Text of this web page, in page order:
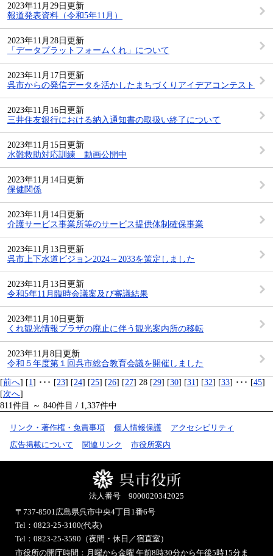
2023年11月29日更新
報道発表資料（令和5年11月）
2023年11月28日更新
「データプラットフォームくれ」について
2023年11月17日更新
呉市からの発信データを活かしたまちづくりアイデアコンテスト
2023年11月16日更新
三井住友銀行における納入通知書の取扱い終了について
2023年11月15日更新
水難救助対応訓練 動画公開中
2023年11月14日更新
保健関係
2023年11月14日更新
介護サービス事業所等のサービス提供体制確保事業
2023年11月13日更新
呉市上下水道ビジョン2024～2033を策定しました
2023年11月13日更新
令和5年11月臨時会議案及び審議結果
2023年11月10日更新
くれ観光情報プラザの廃止に伴う観光案内所の移転
2023年11月8日更新
令和５年度第１回呉市総合教育会議を開催しました
[前へ] [1 ] ･･･ [23] [24] [25] [26] [27] 28 [29] [30] [31 ] [32] [33] ･･･ [45]
[次へ]
811件目 ～ 840件目 / 1,337件中
リンク・著作権・免責事項 個人情報保護
アクセシビリティ
広告掲載について
関連リンク 市役所案内
法人番号 9000020342025
〒737-8501広島県呉市中央4丁目1番6号
Tel：0823-25-3100(代表)
Tel：0823-25-3590（夜間・休日／宿直室）
市役所の開庁時間：月曜から金曜 午前8時30分から午後5時15分ま